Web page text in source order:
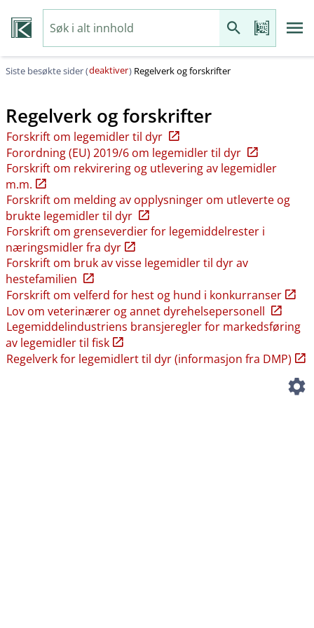
Siste besøkte sider (deaktiver) Regelverk og forskrifter
Regelverk og forskrifter
Forskrift om legemidler til dyr
Forordning (EU) 2019/6 om legemidler til dyr
Forskrift om rekvirering og utlevering av legemidler
m.m.
Forskrift om melding av opplysninger om utleverte og
brukte legemidler til dyr
Forskrift om grenseverdier for legemiddelrester i
næringsmidler fra dyr
Forskrift om bruk av visse legemidler til dyr av
hestefamilien
Forskrift om velferd for hest og hund i konkurranser
Lov om veterinærer og annet dyrehelsepersonell
Legemiddelindustriens bransjeregler for markedsføring
av legemidler til fisk
Regelverk for legemidlert til dyr (informasjon fra DMP)